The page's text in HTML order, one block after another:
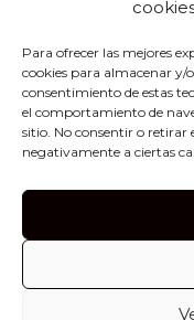
Para ofrecer las mejores
cookies para almacenar y/
consentimiento de estas
el comportamiento de
sitio. No consentir o retirar
negativamente a ciertas
Contact
CONTACT